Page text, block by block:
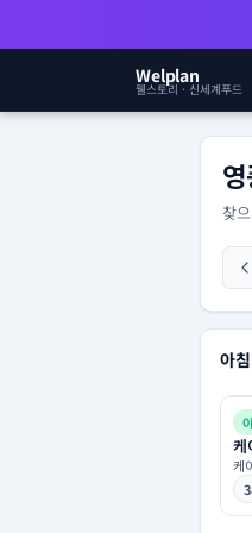
Welplan
웰스토리 · 신세계푸드
찾
아침
케
케